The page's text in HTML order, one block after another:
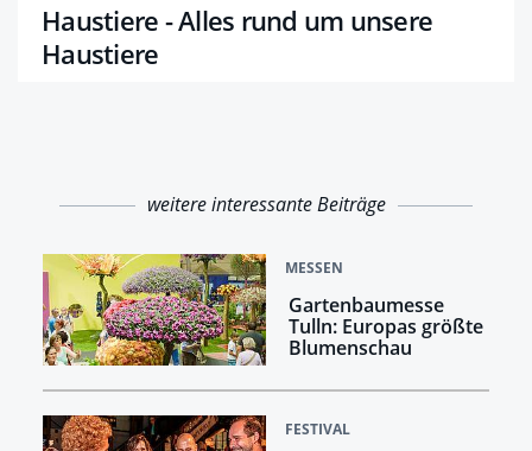
Haustiere - Alles rund um unsere
Haustiere
weitere interessante Beiträge
MESSEN
Gartenbaumesse
Tulln: Europas größte
Blumenschau
FESTIVAL